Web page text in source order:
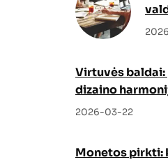
Virtuvės
dizaino
2026-03-22
Monetos pirkti: